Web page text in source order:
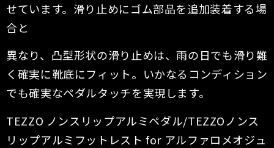
せています。滑り止めにゴム部品を追加装着する場
合と
異なり、凸型形状の滑り止めは、雨の日でも滑り難
く確実に靴底にフィット。いかなるコンディション
でも確実なペダルタッチを実現します。
TEZZO ノンスリップアルミペダル/TEZZOノンス
リップアルミフットレスト for アルファロメオジュ